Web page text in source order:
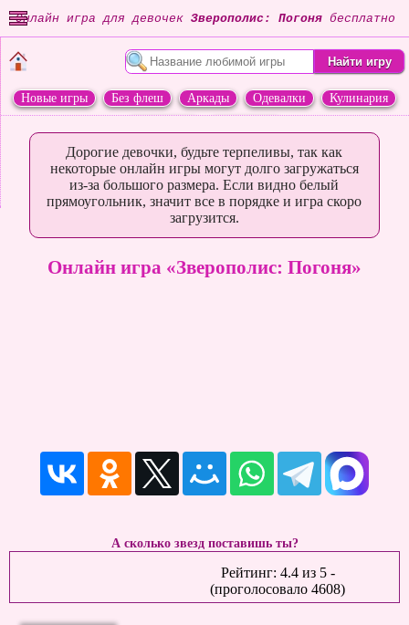
Онлайн игра для девочек Зверополис: Погоня бесплатно
Новые игры Без флеш Аркады Одевалки
Кулинария
Дорогие девочки, будьте терпеливы, так как
некоторые онлайн игры могут долго загружаться
из-за большого размера. Если видно белый
прямоугольник, значит все в порядке и игра скоро
загрузится.
Онлайн игра «Зверополис: Погоня»
А сколько звезд поставишь ты?
Рейтинг: 4.4из 5-
(проголосовало 4608)